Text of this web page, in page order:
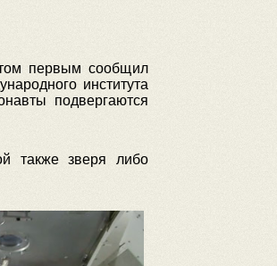
первым сообщил
института
подвергаются
также зверя либо